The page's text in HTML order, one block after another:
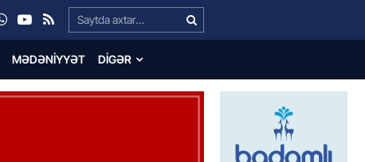
Search…
MƏDƏNIYYƏT DIGƏR